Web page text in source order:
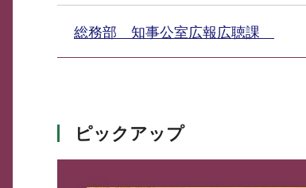
総務部 知事公室広報広聴課
ピックアップ